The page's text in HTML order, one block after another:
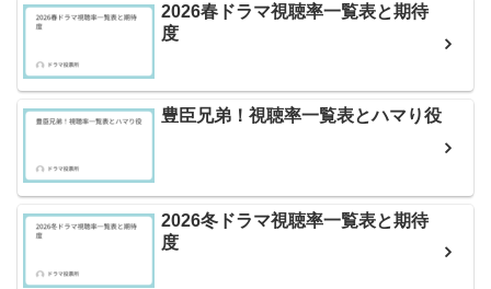
2026春ドラマ視聴率一覧表と期待
度
豊臣兄弟！視聴率一覧表とハマり役
2026冬ドラマ視聴率一覧表と期待
度